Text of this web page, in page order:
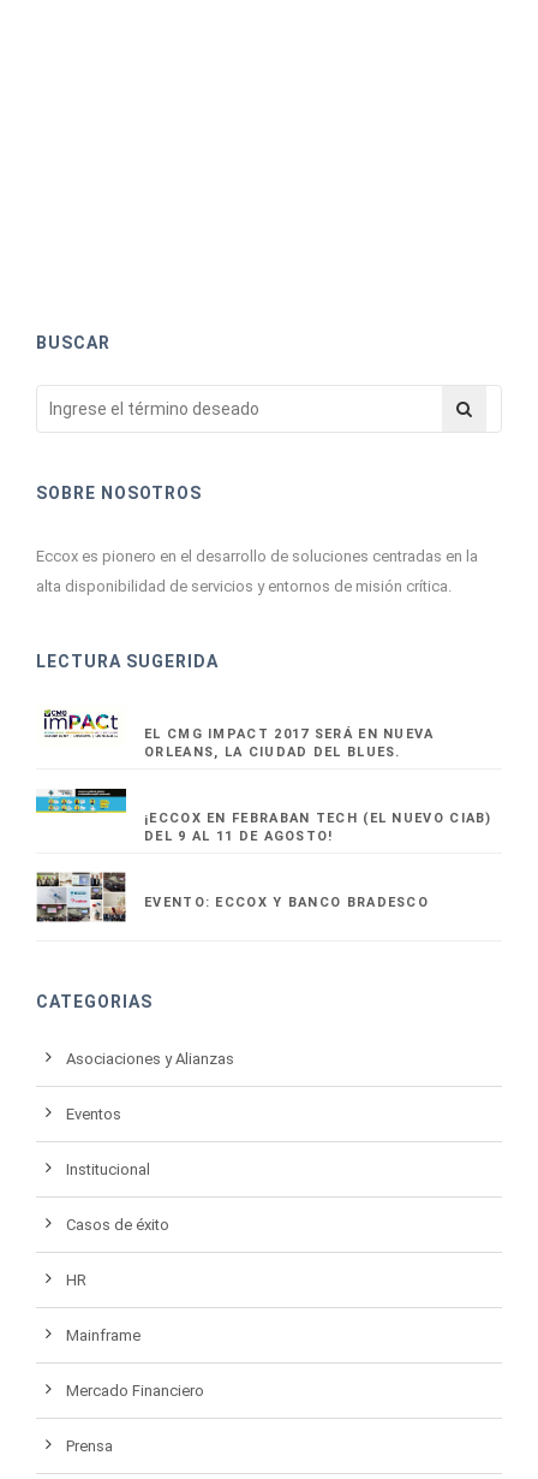
BUSCAR
SOBRE NOSOTROS
Eccox es pionero en el desarrollo de soluciones centradas en la
alta disponibilidad de servicios y entornos de misión crítica.
LECTURA SUGERIDA
EL CMG IMPACT 2017 SERÁ EN NUEVA
ORLEANS, LA CIUDAD DEL BLUES.
¡ECCOX EN FEBRABAN TECH (EL NUEVO CIAB)
DEL 9 AL 11 DE AGOSTO!
EVENTO: ECCOX Y BANCO BRADESCO
CATEGORIAS
Asociaciones y Alianzas
Eventos
Institucional
Casos de éxito
HR
Mainframe
Mercado Financiero
Prensa